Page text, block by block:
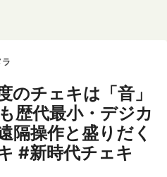
ラ
のチェキは「音」
歴代最小・デジカ
隔操作と盛りだく
#新時代チェキ